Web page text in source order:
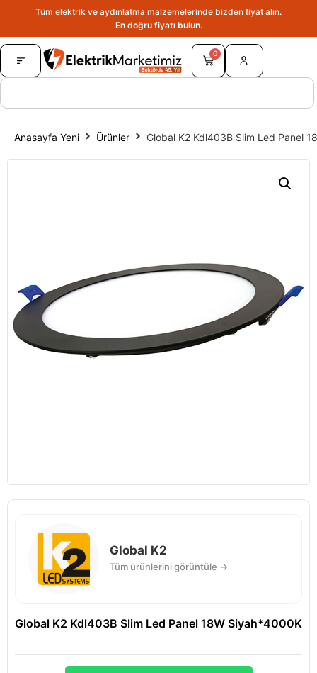
Tüm elektrik ve aydınlatma malzemelerinde bizden fiyat alın.
En doğru fiyatı bulun.
0
Anasayfa Yeni Ürünler Global K2 Kdl403B Slim Led Panel
Global K2
Tüm ürünlerini görüntüle →
Global K2 Kdl403B Slim Led Panel 18W Siyah*4000K